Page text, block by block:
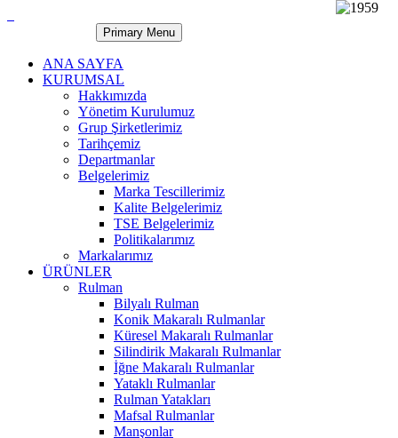
Primary Menu
ANA SAYFA
KURUMSAL
Hakkımızda
Yönetim Kurulumuz
Grup Şirketlerimiz
Tarihçemiz
Departmanlar
Belgelerimiz
Marka Tescillerimiz
Kalite Belgelerimiz
TSE Belgelerimiz
Politikalarımız
Markalarımız
ÜRÜNLER
Rulman
Bilyalı Rulman
Konik Makaralı Rulmanlar
Küresel Makaralı Rulmanlar
Silindirik Makaralı Rulmanlar
İğne Makaralı Rulmanlar
Yataklı Rulmanlar
Rulman Yatakları
Mafsal Rulmanlar
Manşonlar